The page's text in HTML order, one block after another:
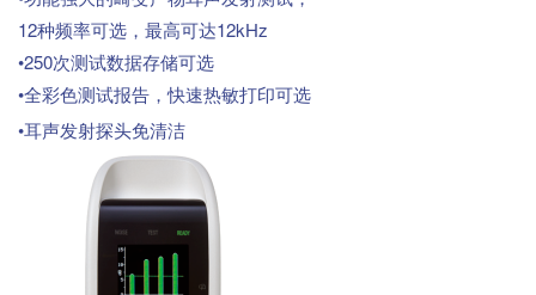
12种频率可选 ， 最高可达12kHz
•250次测试数据存储可选
•全彩色测试报告 ，快速热敏打印可选
•耳声发射探头免清洁